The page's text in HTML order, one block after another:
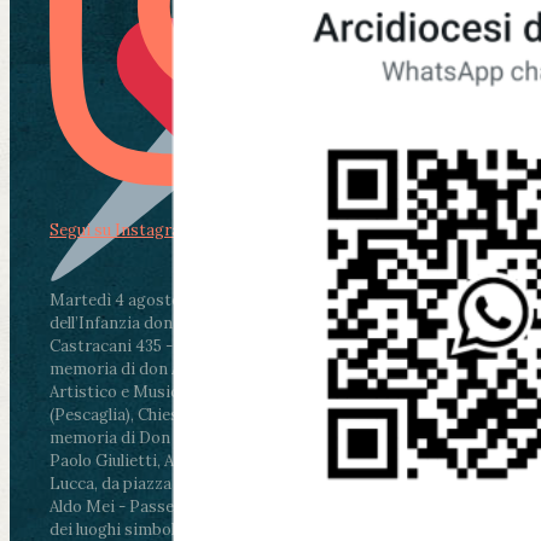
Martedì 4 agosto2026
ore 11:30 - Lucca, Scuola
dell’Infanzia don Aldo Mei - Viale Castruccio
Castracani 435 - Inaugurazione murales in
memoria di don Aldo Mei curato dal Liceo
Artistico e Musicale “Passaglia”
ore 18 - Fiano
(Pescaglia), Chiesa parrocchiale - Messa in
memoria di Don Aldo Mei celebrata da mons.
Paolo Giulietti, Arcivescovo di Lucca
ore 20.30 -
Lucca, da piazza San Michele al Cippo di don
Aldo Mei - Passeggiata della Memoria in alcuni
dei luoghi simbolo della città. Ritrovo alle ore
Segui su Instagram